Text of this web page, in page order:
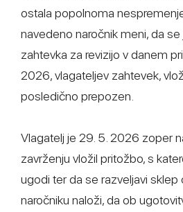
ostala popolnoma
navedeno naročnik meni, da
zahtevka za revizijo v danem
2026, vlagateljev zahtevek,
posledično prepozen.
Vlagatelj je 29. 5. 2026 zoper
zavrženju vložil pritožbo, s
ugodi ter da se razveljavi sklep
naročniku naloži, da ob